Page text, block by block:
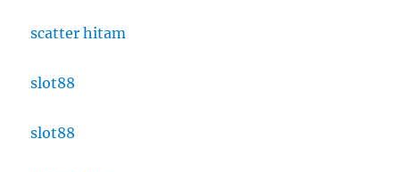
scatter hitam
slot88
slot88